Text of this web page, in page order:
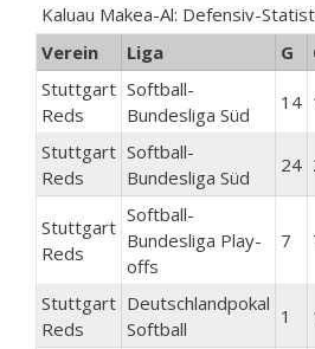
Kaluau Makea-Al: Defensiv-
Verein
Liga G
Stuttgart
Reds
Softball-
Bundesliga Süd
14
Stuttgart
Reds
Softball-
Bundesliga Süd
24
Stuttgart
Reds
Softball-
Bundesliga Play-
offs
7
Stuttgart
Reds
Deutschlandpokal
Softball
1